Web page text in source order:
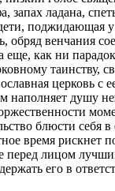
запах ладана,
поджидающая
обряд венчания
еще, как ни
таинству,
церковь с
наполняет душу
блюсти себя в
время рискнет
перед лицом
его в